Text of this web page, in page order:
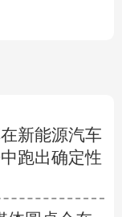
新能源汽车
跑出确定性